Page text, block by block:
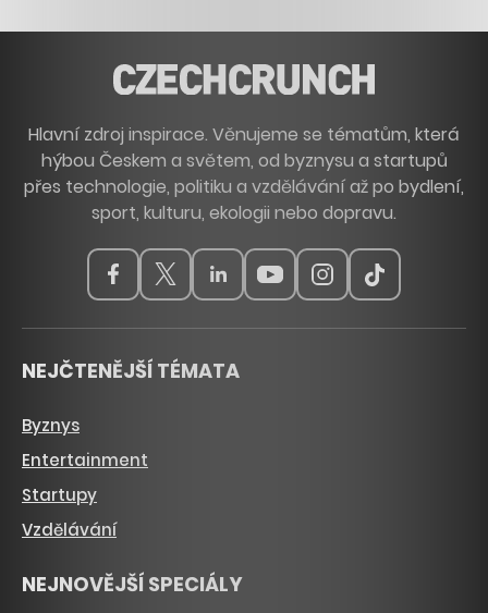
Hlavní zdroj inspirace. Věnujeme se tématům, která
hýbou Českem a světem, od byznysu a startupů
přes technologie, politiku a vzdělávání až po bydlení,
sport, kulturu, ekologii nebo dopravu.
NEJČTENĚJŠÍ TÉMATA
Byznys
Entertainment
Startupy
Vzdělávání
NEJNOVĚJŠÍ SPECIÁLY